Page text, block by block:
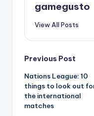
gamegusto
View All Posts
Post
Previous Post
Nations League: 10
things to look out
the international
matches